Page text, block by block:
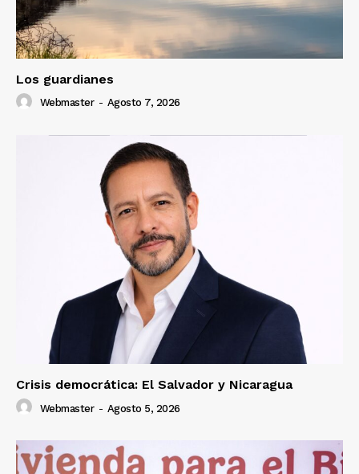
Los guardianes
Webmaster - Agosto 7, 2026
Crisis democrática: El Salvador y Nicaragua
Webmaster - Agosto 5, 2026